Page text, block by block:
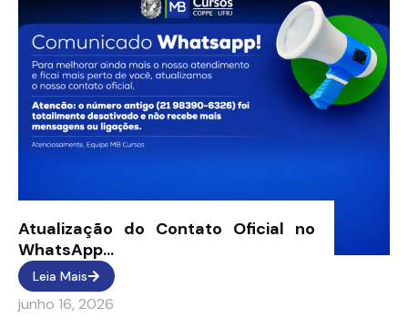
Atualização do Contato Oficial no
WhatsApp...
Leia Mais
junho 16, 2026